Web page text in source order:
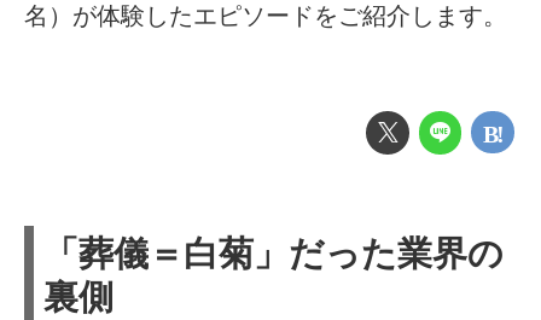
名）が体験したエピソードをご紹介します。
​「葬儀＝白菊」だった業界の
裏側